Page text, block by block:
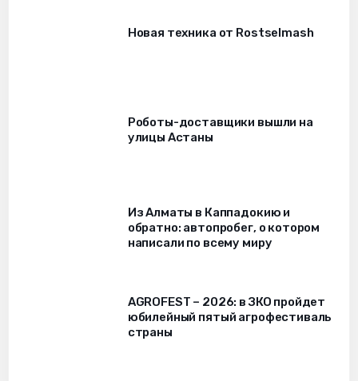
Новая техника от Rostselmash
Роботы-доставщики вышли на
улицы Астаны
Из Алматы в Каппадокию и
обратно: автопробег, о котором
написали по всему миру
AGROFEST – 2026: в ЗКО пройдет
юбилейный пятый агрофестиваль
страны